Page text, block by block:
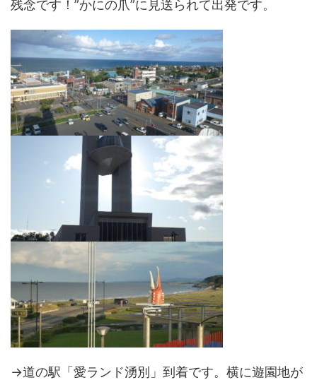
残念です！”かにの爪”に見送られて出発です。
→道の駅「愛ランド湧別」到着です。横に遊園地が